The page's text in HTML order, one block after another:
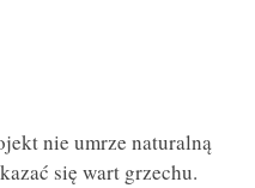
nie umrze naturalną
się wart grzechu.